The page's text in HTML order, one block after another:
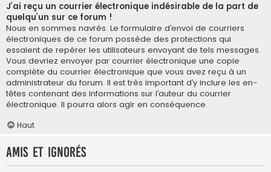
J’ai reçu un courrier électronique indésirable de la part de
quelqu’un sur ce forum !
Nous en sommes navrés. Le formulaire d’envoi de courriers
électroniques de ce forum possède des protections qui
essaient de repérer les utilisateurs envoyant de tels messages.
Vous devriez envoyer par courrier électronique une copie
complète du courrier électronique que vous avez reçu à un
administrateur du forum. Il est très important d’y inclure les en-
têtes contenant des informations sur l’auteur du courrier
électronique. Il pourra alors agir en conséquence.
Haut
Amis et ignorés